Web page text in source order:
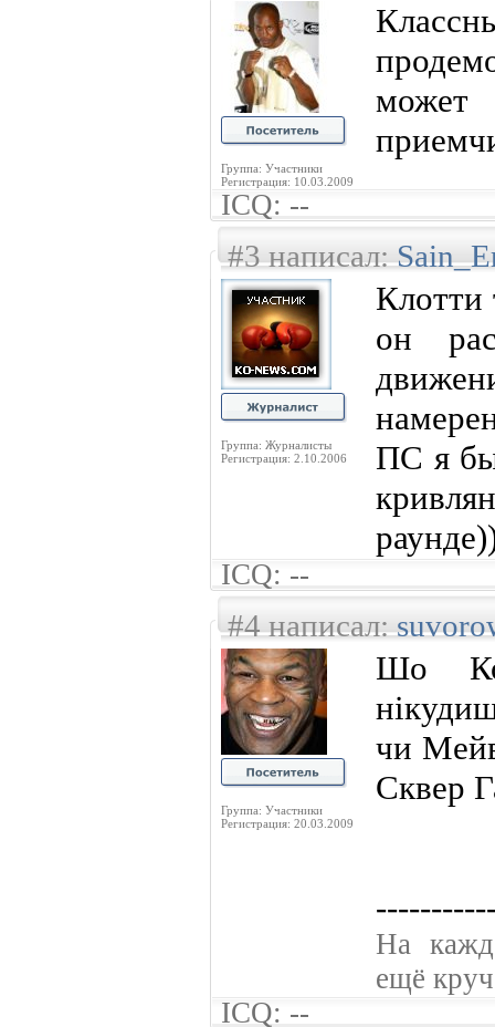
Группа: Участники
Регистрация: 10.03.2009
ICQ: --
#3 написал:
Группа: Журналисты
Регистрация: 2.10.2006
Клотти
он
ПС я бы
ICQ: --
#4 написал:
Группа: Участники
Регистрация: 20.03.2009
Шо
чи
Сквер
На
ещё
ICQ: --